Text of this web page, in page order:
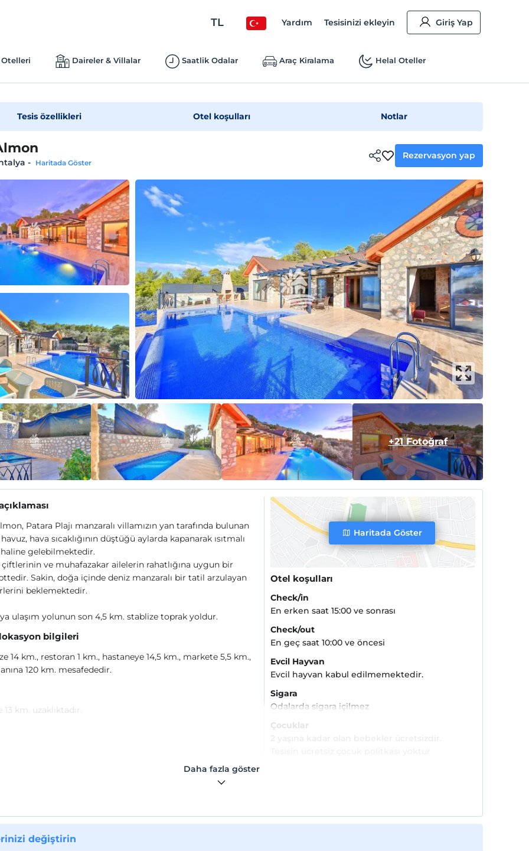
TL Yardım Tesisinizi ekleyin Giriş Yap
Daireler & Villalar Saatlik Odalar Araç Kiralama Helal Oteller
Tesis özellikleri Otel koşulları Notlar
- Haritada Göster
Rezervasyon yap
+21 Fotoğraf
Patara Plajı manzaralı villamızın yan tarafında bulunan
hava sıcaklığının düştüğü aylarda kapanarak ısıtmalı
gelebilmektedir.
çiftlerinin ve muhafazakar ailelerin rahatlığına uygun bir
Sakin, doğa içinde deniz manzaralı bir tatil arzulayan
beklemektedir.
ulaşım yolunun son 4,5 km. stablize toprak yoldur.
bilgileri
14 km., restoran 1 km., hastaneye 14,5 km., markete 5,5 km.,
120 km. mesafededir.
13 km. uzaklıktadır.
Haritada Göster
Otel koşulları
Check/in
En erken saat 15:00 ve sonrası
Check/out
En geç saat 10:00 ve öncesi
Evcil Hayvan
Evcil hayvan kabul edilmemektedir.
Sigara
Odalarda sigara içilmez
Çocuklar
2 yaşına kadar olan bebekler ücretsizdir.
Daha fazla göster
değiştirin